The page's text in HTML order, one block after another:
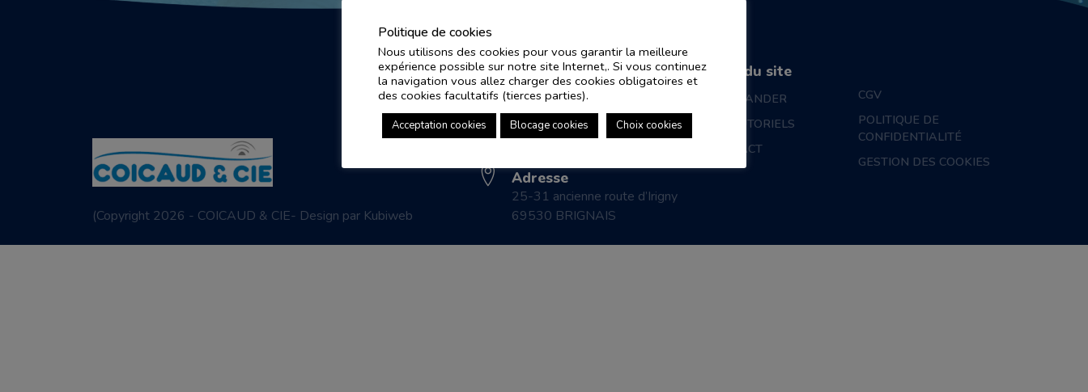
(Copyright 2026 - COICAUD & CIE- Design par Kubiweb
Adresse e-mail
controle.coicaud@ascenseurnsa.fr
Numéro de téléphone
04 78 83 87 20
Adresse
25-31 ancienne route d’Irigny
69530 BRIGNAIS
Plan du site
COMMANDER
LES TUTORIELS
CONTACT
CGV
POLITIQUE DE
CONFIDENTIALITÉ
GESTION DES COOKIES
Politique de cookies
Nous utilisons des cookies pour vous garantir la meilleure
expérience possible sur notre site Internet,. Si vous continuez
la navigation vous allez charger des cookies obligatoires et
des cookies facultatifs (tierces parties).
Acceptation cookies Blocage cookies Choix cookies